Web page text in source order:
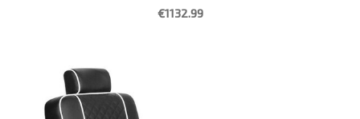
€1132.99